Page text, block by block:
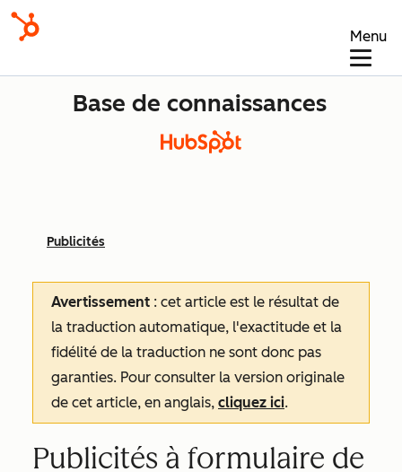
Menu
Base de connaissances
Publicités
Avertissement : cet article est le résultat de
la traduction automatique, l'exactitude et la
fidélité de la traduction ne sont donc pas
garanties. Pour consulter la version originale
de cet article, en anglais, cliquez ici.
Publicités à formulaire de